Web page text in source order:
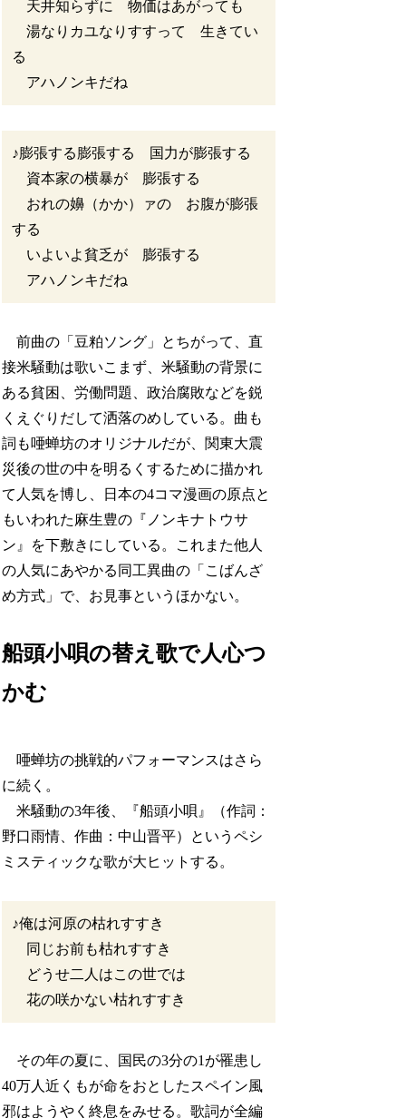
天井知らずに 物価はあがっても
湯なりカユなりすすって 生きてい
る
アハノンキだね
♪膨張する膨張する 国力が膨張する
資本家の横暴が 膨張する
おれの嬶（かか）ァの お腹が膨張
する
いよいよ貧乏が 膨張する
アハノンキだね
前曲の「豆粕ソング」とちがって、直
接米騒動は歌いこまず、米騒動の背景に
ある貧困、労働問題、政治腐敗などを鋭
くえぐりだして洒落のめしている。曲も
詞も唖蝉坊のオリジナルだが、関東大震
災後の世の中を明るくするために描かれ
て人気を博し、日本の4コマ漫画の原点と
もいわれた麻生豊の『ノンキナトウサ
ン』を下敷きにしている。これまた他人
の人気にあやかる同工異曲の「こばんざ
め方式」で、お見事というほかない。
船頭小唄の替え歌で人心つ
かむ
唖蝉坊の挑戦的パフォーマンスはさら
に続く。
米騒動の3年後、『船頭小唄』（作詞：
野口雨情、作曲：中山晋平）というペシ
ミスティックな歌が大ヒットする。
♪俺は河原の枯れすすき
同じお前も枯れすすき
どうせ二人はこの世では
花の咲かない枯れすすき
その年の夏に、国民の3分の1が罹患し
40万人近くもが命をおとしたスペイン風
邪はようやく終息をみせる。歌詞が全編